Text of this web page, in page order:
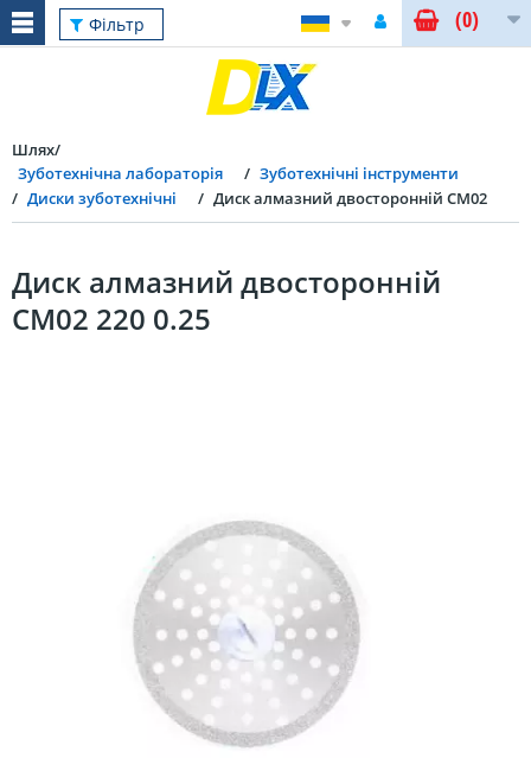
Фільтр (0)
Шлях
Зуботехнічна лабораторія
Зуботехнічні інструменти
Диски зуботехнічні
Диск алмазний двосторонній CM02
Диск алмазний двосторонній
CM02 220 0.25